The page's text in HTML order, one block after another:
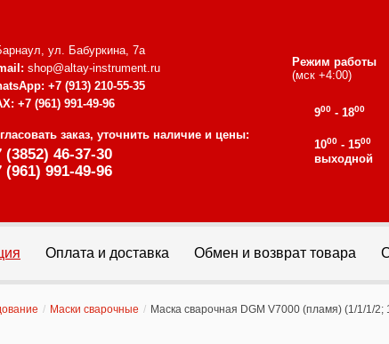
ул. Бабуркина, 7а
shop@altay-instrument.ru
+7 (913) 210-55-35
+7 (961) 991-49-96
заказ, уточнить наличие и цены:
(3852) 46-37-30
(961) 991-49-96
Режим работы
(мск +4:00)
900 - 1800
1000 - 1500
выходной
Оплата и доставка Обмен и возврат товара
/ Маски сварочные / Маска сварочная DGM V7000 (пламя) (1/1/1/